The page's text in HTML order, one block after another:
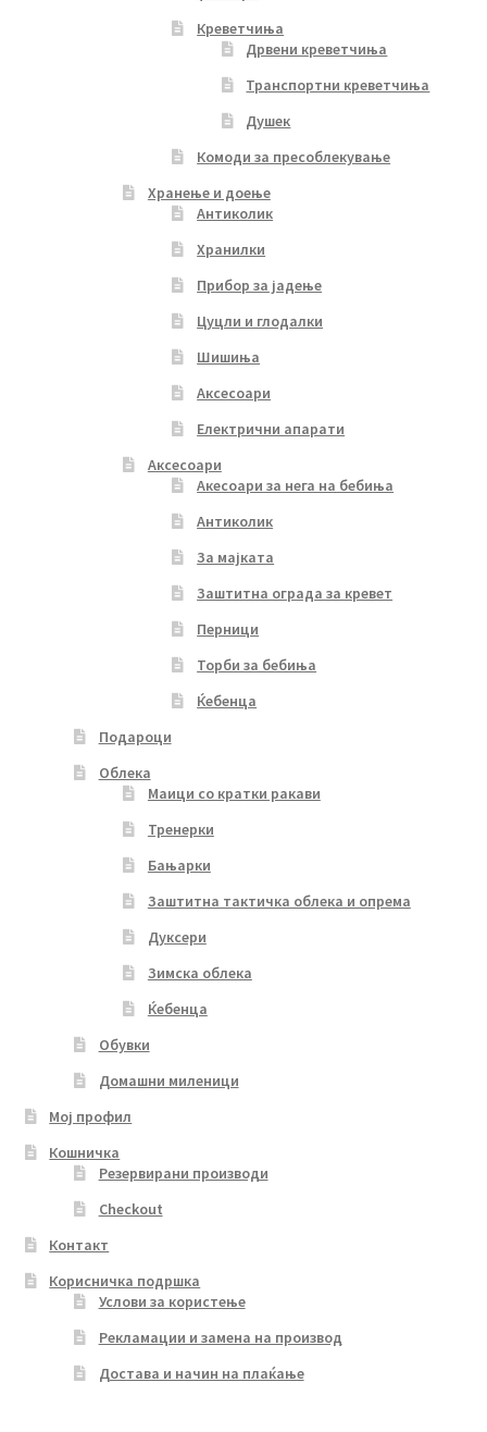
Креветчиња
Дрвени креветчиња
Транспортни креветчиња
Душек
Комоди за пресоблекување
Хранење и доење
Антиколик
Хранилки
Прибор за јадење
Цуцли и глодалки
Шишиња
Аксесоари
Електрични апарати
Аксесоари
Акесоари за нега на бебиња
Антиколик
За мајката
Заштитна ограда за кревет
Перници
Торби за бебиња
Ќебенца
Подароци
Облека
Маици со кратки ракави
Тренерки
Бањарки
Заштитна тактичка облека и опрема
Дуксери
Зимска облека
Ќебенца
Обувки
Домашни миленици
Мој профил
Кошничка
Резервирани производи
Checkout
Контакт
Корисничка подршка
Услови за користење
Рекламации и замена на производ
Достава и начин на плаќање